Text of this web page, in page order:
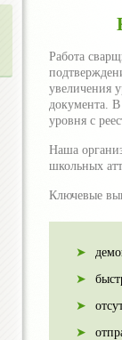
Работа
увеличения
документа.
уровня с
Наша
школьных
Ключевые